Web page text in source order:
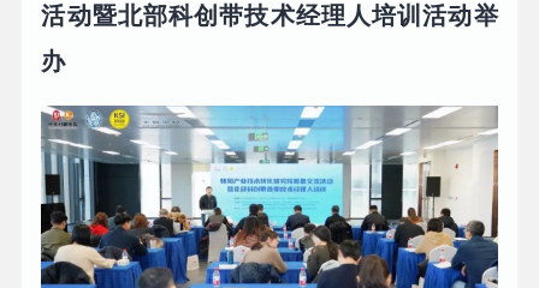
活动暨北部科创带技术经理人培训活动举
办